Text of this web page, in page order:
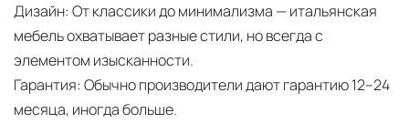
Дизайн: От классики до минимализма — итальянская
мебель охватывает разные стили, но всегда с
элементом изысканности.
Гарантия: Обычно производители дают гарантию 12–24
месяца, иногда больше.